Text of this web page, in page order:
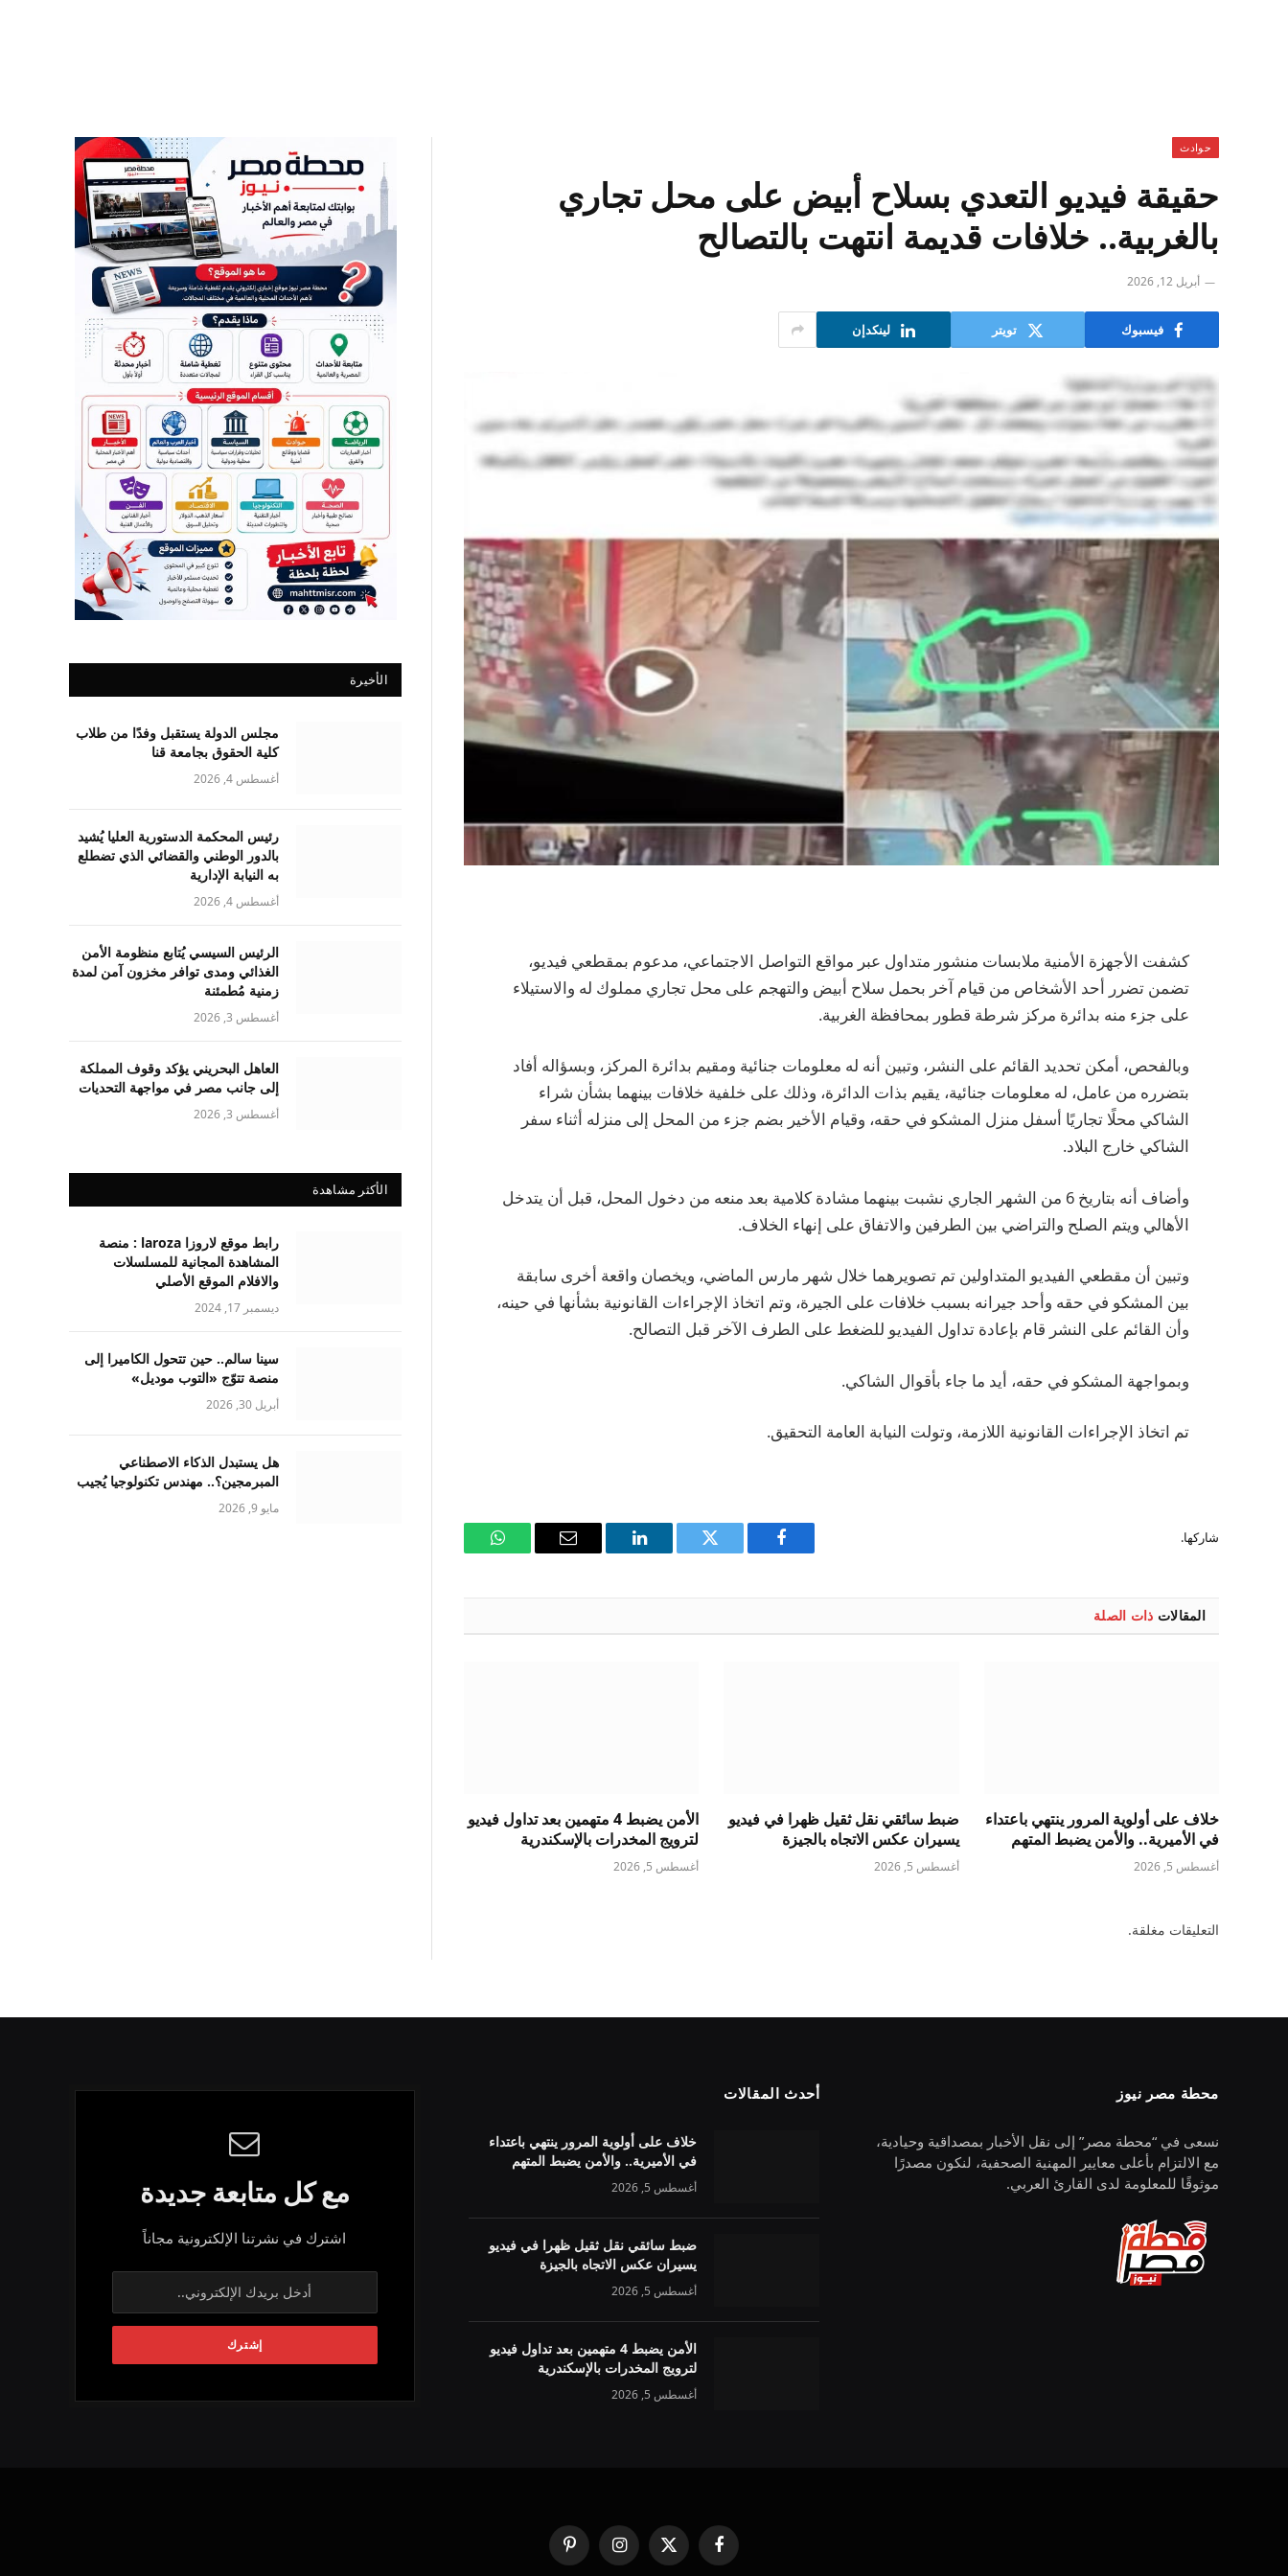
حوادث
حقيقة فيديو التعدي بسلاح أبيض على محل تجاري
بالغربية.. خلافات قديمة انتهت بالتصالح
أبريل 12, 2026
فيسبوك تويتر لينكدإن
كشفت الأجهزة الأمنية ملابسات منشور متداول عبر مواقع التواصل الاجتماعي، مدعوم بمقطعي فيديو،
تضمن تضرر أحد الأشخاص من قيام آخر بحمل سلاح أبيض والتهجم على محل تجاري مملوك له والاستيلاء
على جزء منه بدائرة مركز شرطة قطور بمحافظة الغربية.
وبالفحص، أمكن تحديد القائم على النشر، وتبين أنه له معلومات جنائية ومقيم بدائرة المركز، وبسؤاله أفاد
بتضرره من عامل، له معلومات جنائية، يقيم بذات الدائرة، وذلك على خلفية خلافات بينهما بشأن شراء
الشاكي محلًا تجاريًا أسفل منزل المشكو في حقه، وقيام الأخير بضم جزء من المحل إلى منزله أثناء سفر
الشاكي خارج البلاد.
وأضاف أنه بتاريخ 6 من الشهر الجاري نشبت بينهما مشادة كلامية بعد منعه من دخول المحل، قبل أن يتدخل
الأهالي ويتم الصلح والتراضي بين الطرفين والاتفاق على إنهاء الخلاف.
وتبين أن مقطعي الفيديو المتداولين تم تصويرهما خلال شهر مارس الماضي، ويخصان واقعة أخرى سابقة
بين المشكو في حقه وأحد جيرانه بسبب خلافات على الجيرة، وتم اتخاذ الإجراءات القانونية بشأنها في حينه،
وأن القائم على النشر قام بإعادة تداول الفيديو للضغط على الطرف الآخر قبل التصالح.
وبمواجهة المشكو في حقه، أيد ما جاء بأقوال الشاكي.
تم اتخاذ الإجراءات القانونية اللازمة، وتولت النيابة العامة التحقيق.
شاركها.
فيسبوك
تويتر لينكدإن
البريد
واتساب
المقالات ذات الصلة
خلاف على أولوية المرور ينتهي باعتداء
في الأميرية.. والأمن يضبط المتهم
أغسطس 5, 2026
ضبط سائقي نقل ثقيل ظهرا في فيديو
يسيران عكس الاتجاه بالجيزة
أغسطس 5, 2026
الأمن يضبط 4 متهمين بعد تداول فيديو
لترويج المخدرات بالإسكندرية
أغسطس 5, 2026
التعليقات مغلقة.
الأخيرة
مجلس الدولة يستقبل وفدًا من طلاب
كلية الحقوق بجامعة قنا
أغسطس 4, 2026
رئيس المحكمة الدستورية العليا يُشيد
بالدور الوطني والقضائي الذي تضطلع
به النيابة الإدارية
أغسطس 4, 2026
الرئيس السيسي يُتابع منظومة الأمن
الغذائي ومدى توافر مخزون آمن لمدة
زمنية مُطمئنة
أغسطس 3, 2026
العاهل البحريني يؤكد وقوف المملكة
إلى جانب مصر في مواجهة التحديات
أغسطس 3, 2026
الأكثر مشاهدة
رابط موقع لاروزا laroza : منصة
المشاهدة المجانية للمسلسلات
والافلام الموقع الأصلي
ديسمبر 17, 2024
سينا سالم.. حين تتحول الكاميرا إلى
منصة تتوّج «التوب موديل»
أبريل 30, 2026
هل يستبدل الذكاء الاصطناعي
المبرمجين؟.. مهندس تكنولوجيا يُجيب
مايو 9, 2026
محطة مصر نيوز
نسعى في “محطة مصر” إلى نقل الأخبار بمصداقية وحيادية،
مع الالتزام بأعلى معايير المهنية الصحفية، لنكون مصدرًا
موثوقًا للمعلومة لدى القارئ العربي.
أحدث المقالات
خلاف على أولوية المرور ينتهي باعتداء
في الأميرية.. والأمن يضبط المتهم
أغسطس 5, 2026
ضبط سائقي نقل ثقيل ظهرا في فيديو
يسيران عكس الاتجاه بالجيزة
أغسطس 5, 2026
الأمن يضبط 4 متهمين بعد تداول فيديو
لترويج المخدرات بالإسكندرية
أغسطس 5, 2026
مع كل متابعة جديدة
اشترك في نشرتنا الإلكترونية مجاناً
فيسبوك
X
(Twitter)
الانستغرامبينتيريست